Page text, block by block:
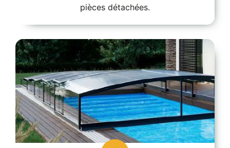
pièces détachées.